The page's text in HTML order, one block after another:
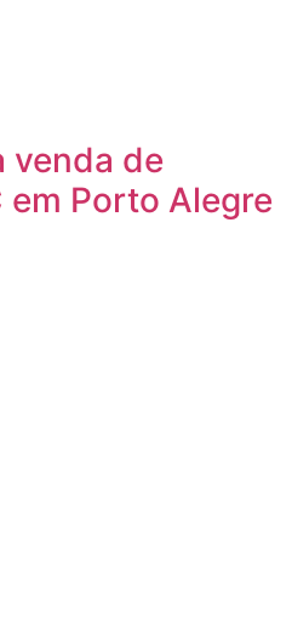
venda de
em Porto Alegre